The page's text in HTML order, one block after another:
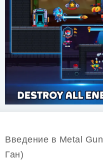
Введение в Metal
Ган)